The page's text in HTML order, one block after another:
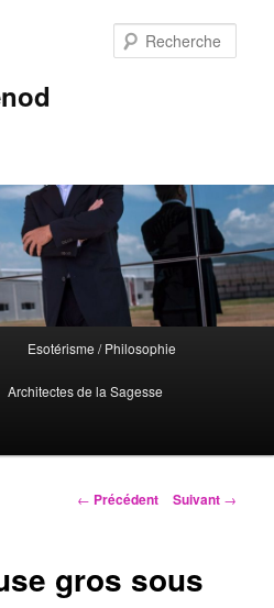
Esotérisme / Philosophie
Architectes de la Sagesse
Navigation
← Précédent Suivant →
gros sous